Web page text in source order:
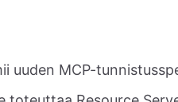
uuden MCP-